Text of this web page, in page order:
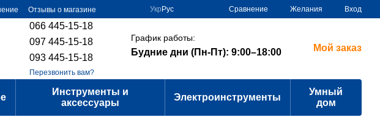
Отзывы о магазине Укр Рус Сравнение Желания Вход
066 445-15-18
097 445-15-18
093 445-15-18
Перезвонить вам?
График работы:
Будние дни (Пн-Пт): 9:00–18:00 Мой заказ
Инструменты и
аксессуары
Электроинструменты
Умный
дом